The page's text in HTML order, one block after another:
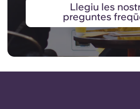
Llegiu les
preguntes